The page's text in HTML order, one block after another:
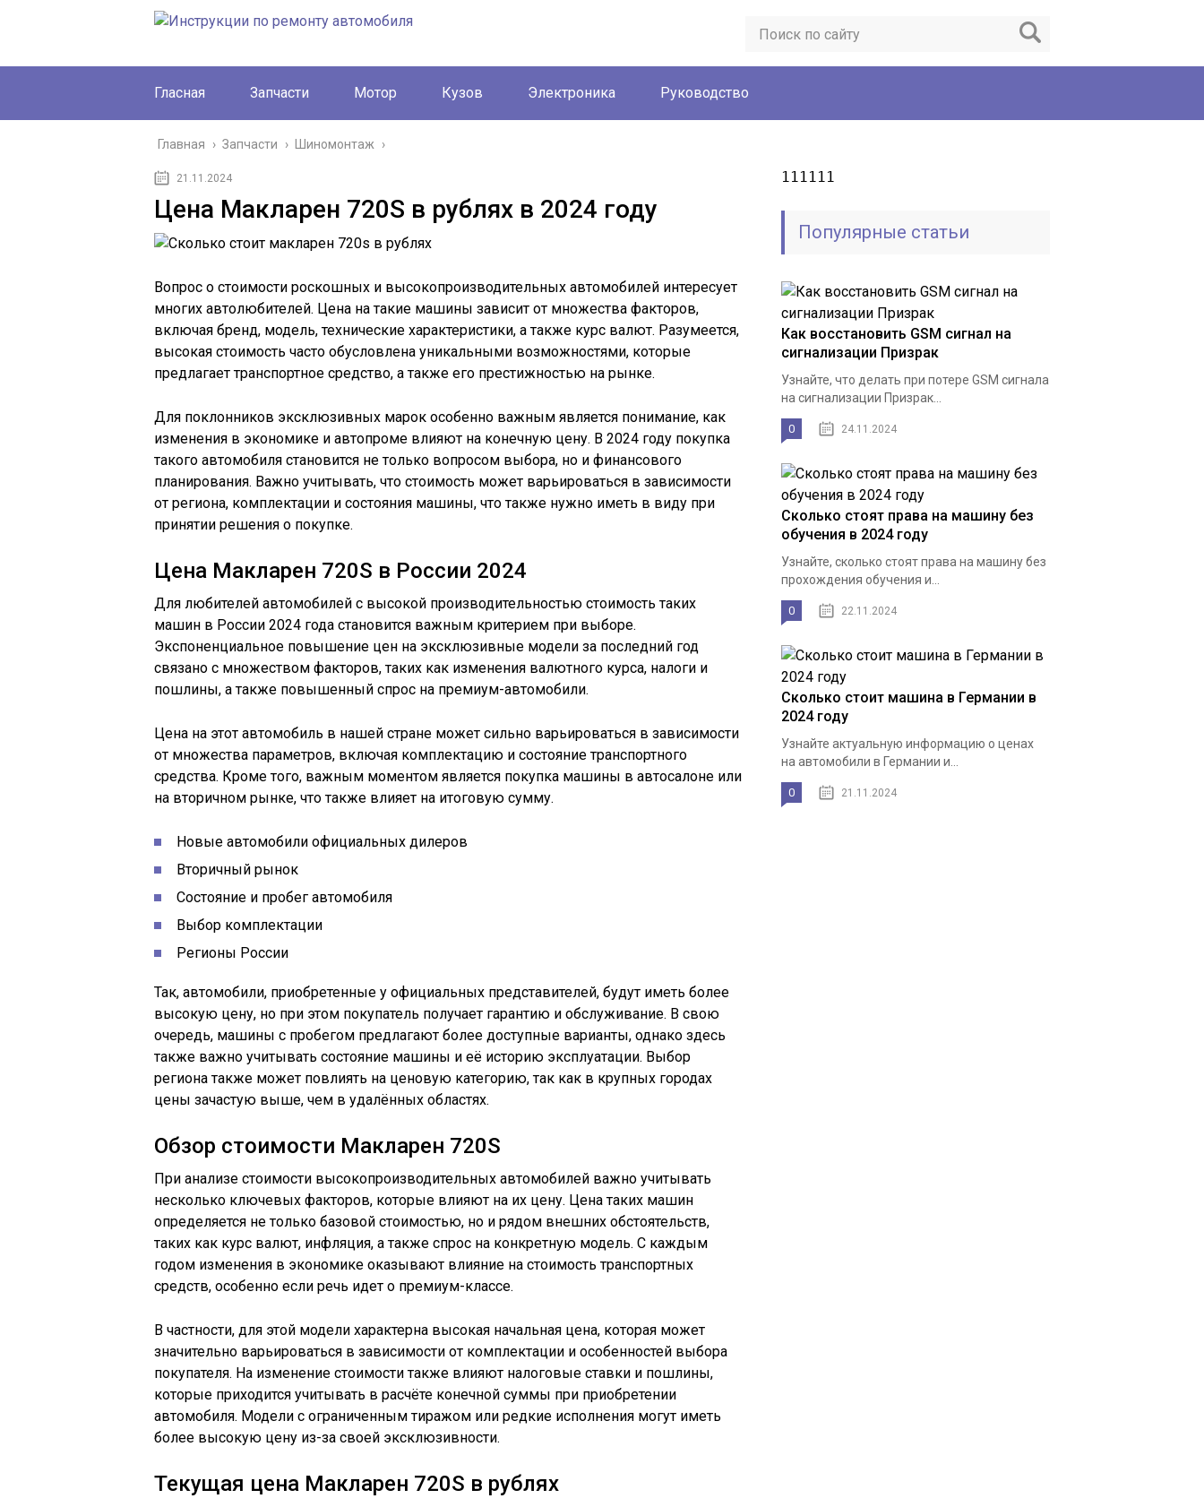
Гласная Запчасти Мотор Кузов Электроника Руководство
Главная › Запчасти › Шиномонтаж ›
21.11.2024
Цена Макларен 720S в рублях в 2024 году
Вопрос о стоимости роскошных и высокопроизводительных автомобилей интересует
многих автолюбителей. Цена на такие машины зависит от множества факторов,
включая бренд, модель, технические характеристики, а также курс валют. Разумеется,
высокая стоимость часто обусловлена уникальными возможностями, которые
предлагает транспортное средство, а также его престижностью на рынке.
Для поклонников эксклюзивных марок особенно важным является понимание, как
изменения в экономике и автопроме влияют на конечную цену. В 2024 году покупка
такого автомобиля становится не только вопросом выбора, но и финансового
планирования. Важно учитывать, что стоимость может варьироваться в зависимости
от региона, комплектации и состояния машины, что также нужно иметь в виду при
принятии решения о покупке.
Цена Макларен 720S в России 2024
Для любителей автомобилей с высокой производительностью стоимость таких
машин в России 2024 года становится важным критерием при выборе.
Экспоненциальное повышение цен на эксклюзивные модели за последний год
связано с множеством факторов, таких как изменения валютного курса, налоги и
пошлины, а также повышенный спрос на премиум-автомобили.
Цена на этот автомобиль в нашей стране может сильно варьироваться в зависимости
от множества параметров, включая комплектацию и состояние транспортного
средства. Кроме того, важным моментом является покупка машины в автосалоне или
на вторичном рынке, что также влияет на итоговую сумму.
Новые автомобили официальных дилеров
Вторичный рынок
Состояние и пробег автомобиля
Выбор комплектации
Регионы России
Так, автомобили, приобретенные у официальных представителей, будут иметь более
высокую цену, но при этом покупатель получает гарантию и обслуживание. В свою
очередь, машины с пробегом предлагают более доступные варианты, однако здесь
также важно учитывать состояние машины и её историю эксплуатации. Выбор
региона также может повлиять на ценовую категорию, так как в крупных городах
цены зачастую выше, чем в удалённых областях.
Обзор стоимости Макларен 720S
При анализе стоимости высокопроизводительных автомобилей важно учитывать
несколько ключевых факторов, которые влияют на их цену. Цена таких машин
определяется не только базовой стоимостью, но и рядом внешних обстоятельств,
таких как курс валют, инфляция, а также спрос на конкретную модель. С каждым
годом изменения в экономике оказывают влияние на стоимость транспортных
средств, особенно если речь идет о премиум-классе.
В частности, для этой модели характерна высокая начальная цена, которая может
значительно варьироваться в зависимости от комплектации и особенностей выбора
покупателя. На изменение стоимости также влияют налоговые ставки и пошлины,
которые приходится учитывать в расчёте конечной суммы при приобретении
автомобиля. Модели с ограниченным тиражом или редкие исполнения могут иметь
более высокую цену из-за своей эксклюзивности.
Текущая цена Макларен 720S в рублях
111111
Популярные статьи
Как восстановить GSM сигнал на
сигнализации Призрак
Узнайте, что делать при потере GSM сигнала
на сигнализации Призрак...
0 24.11.2024
Сколько стоят права на машину без
обучения в 2024 году
Узнайте, сколько стоят права на машину без
прохождения обучения и...
0 22.11.2024
Сколько стоит машина в Германии в
2024 году
Узнайте актуальную информацию о ценах
на автомобили в Германии и...
0 21.11.2024